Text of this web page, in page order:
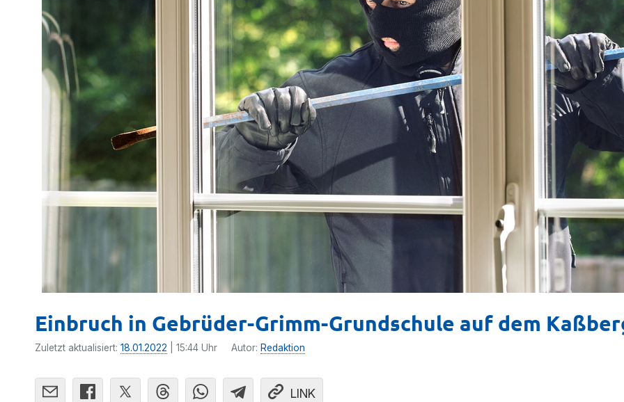
Einbruch in Gebrüder-Grimm-Grundschule auf dem
Zuletzt aktualisiert: 18.01.2022 | 15:44 Uhr Autor: Redaktion
LINK